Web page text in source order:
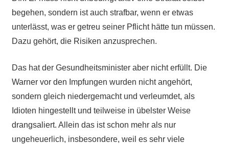
begehen, sondern ist auch strafbar, wenn er etwas
unterlässt, was er getreu seiner Pflicht hätte tun müssen.
Dazu gehört, die Risiken anzusprechen.
Das hat der Gesundheitsminister aber nicht erfüllt. Die
Warner vor den Impfungen wurden nicht angehört,
sondern gleich niedergemacht und verleumdet, als
Idioten hingestellt und teilweise in übelster Weise
drangsaliert. Allein das ist schon mehr als nur
ungeheuerlich, insbesondere, weil es sehr viele